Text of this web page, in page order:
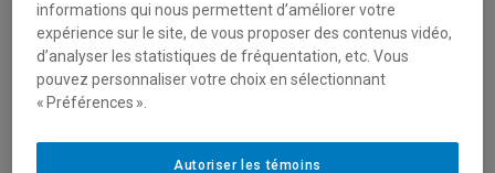
Monsieur Xavier Greffe (Professeur, Dpt de Sciences
économiques, Université Paris 1 Panthéon Sorbonne) donnera
une conférence présentant son dernier ouvrage, et échangera
ensuite avec le public autour d’un vin et fromage offert par les
informations qui nous permettent d’améliorer votre
expérience sur le site, de vous proposer des contenus vidéo,
d’analyser les statistiques de fréquentation, etc. Vous
pouvez personnaliser votre choix en sélectionnant
« Préférences ».
Autoriser les témoins